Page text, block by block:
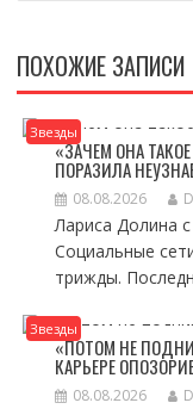
ПОХОЖИЕ ЗАПИСИ
Звезды
«ЗАЧЕМ ОНА
ПОРАЗИЛА
08.08.2026
Лариса Долина
Социальные
трижды.
Звезды
«ПОТОМ НЕ
КАРЬЕРЕ
08.08.2026